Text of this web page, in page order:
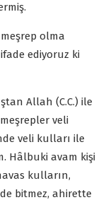
olma
ediyoruz ki
Allah (C.C.) ile
veli
veli kulları ile
Hâlbuki avam kişi
kulların,
bitmez, ahirette